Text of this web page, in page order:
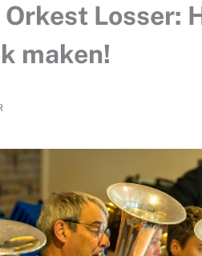
Losser:
maken!